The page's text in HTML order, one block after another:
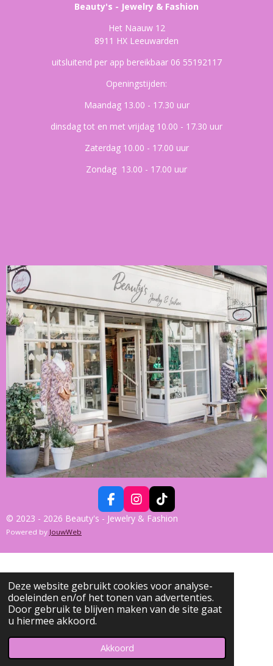
Deze website gebruikt cookies voor analyse-
doeleinden en/of het tonen van advertenties.
Door gebruik te blijven maken van de site gaat
u hiermee akkoord.
Akkoord
Beauty's - Jewelry & Fashion
Het Naauw 12
8911 HX Leeuwarden
uitsluitend per app bereikbaar 06 55192117
Openingstijden:
Maandag 13.00 - 17.30 uur
dinsdag tot en met vrijdag 10.00 - 17.30 uur
Zaterdag 10.00 - 17.00 uur
Zondag 13.00 - 17.00 uur
F
A
B
O
K
I
N
A
R
A
M
T
I
O
© 2023 - 2026 Beauty's - Jewelry & Fashion
Powered by JouwWeb